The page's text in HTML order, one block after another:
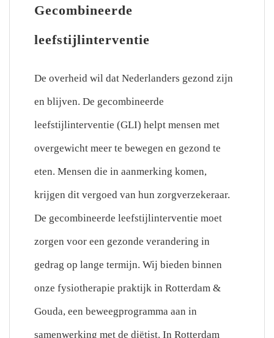
Gecombineerde
leefstijlinterventie
De overheid wil dat Nederlanders gezond zijn
en blijven. De gecombineerde
leefstijlinterventie (GLI) helpt mensen met
overgewicht meer te bewegen en gezond te
eten. Mensen die in aanmerking komen,
krijgen dit vergoed van hun zorgverzekeraar.
De gecombineerde leefstijlinterventie moet
zorgen voor een gezonde verandering in
gedrag op lange termijn. Wij bieden binnen
onze fysiotherapie praktijk in Rotterdam &
Gouda, een beweegprogramma aan in
samenwerking met de diëtist. In Rotterdam